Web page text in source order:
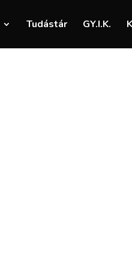
Tudástár GY.I.K.